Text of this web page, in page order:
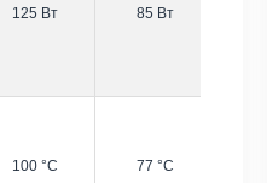
125 Вт 85 Вт
100 °C 77 °C